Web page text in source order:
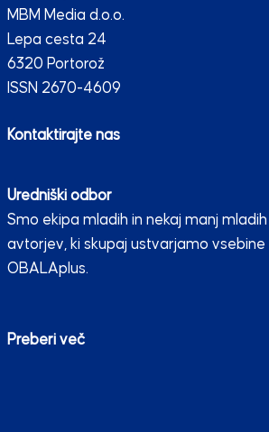
MBM Media d.o.o.
Lepa cesta 24
6320 Portorož
ISSN 2670-4609
Kontaktirajte nas
Uredniški odbor
Smo ekipa mladih in nekaj manj
avtorjev, ki skupaj ustvarjamo
OBALAplus.
Preberi več